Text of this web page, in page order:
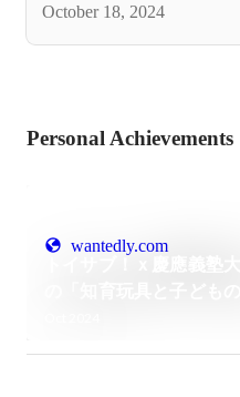
October 18, 2024
Personal Achievements
wantedly.com